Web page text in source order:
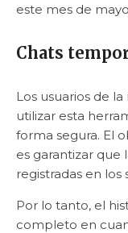
este mes de
Chats
Los usuarios de
utilizar esta
forma segura. El
es garantizar que
registradas en los
Por lo tanto, el
completo en